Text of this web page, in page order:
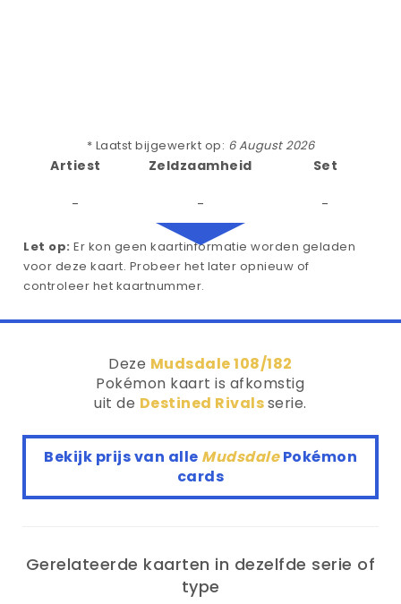
* Laatst bijgewerkt op: 6 August 2026
Artiest
-
Zeldzaamheid
-
Set
-
Let op: Er kon geen kaartinformatie worden geladen
voor deze kaart. Probeer het later opnieuw of
controleer het kaartnummer.
Deze Mudsdale 108/182
Pokémon kaart is afkomstig
uit de Destined Rivalsserie.
Bekijk prijs van alle MudsdalePokémon
cards
Gerelateerde kaarten in dezelfde serie of
type